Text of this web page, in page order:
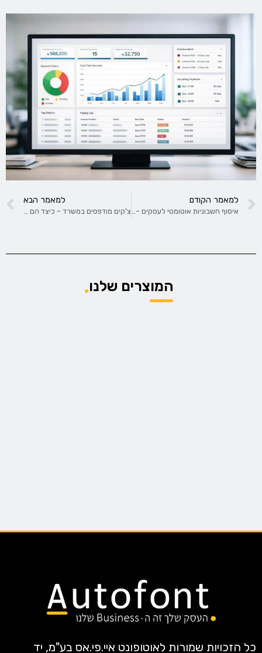
למאמר הקודם למאמר הבא
המוצרים שלנו
כל הזכויות שמורות לאוטופונט איי.פי.אס בע"מ, יד